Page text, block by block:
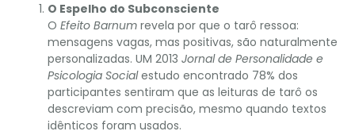
O Espelho do Subconsciente
O Efeito Barnum revela por que o tarô ressoa:
mensagens vagas, mas positivas, são naturalmente
personalizadas. UM 2013 Jornal de Personalidade e
Psicologia Socialestudo encontrado 78% dos
participantes sentiram que as leituras de tarô os
descreviam com precisão, mesmo quando textos
idênticos foram usados.